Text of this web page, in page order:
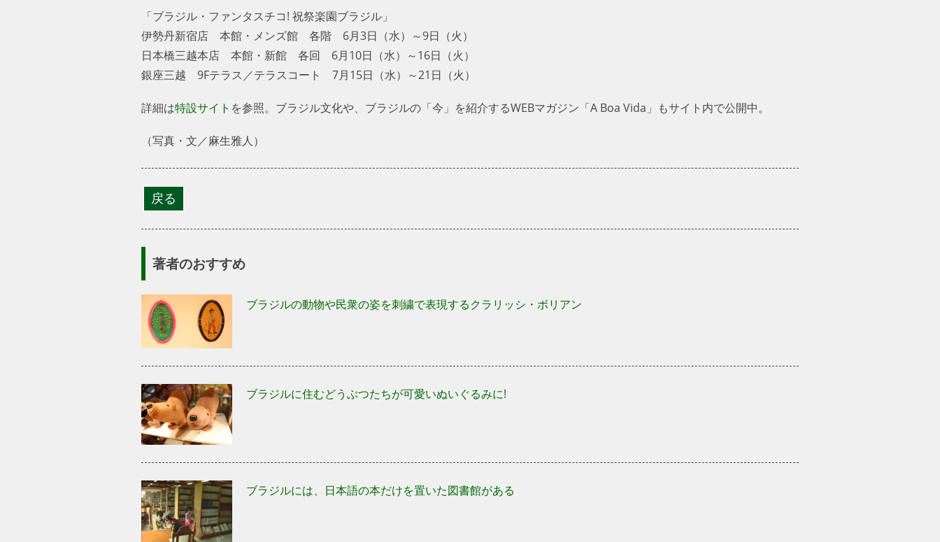
「ブラジル・ファンタスチコ! 祝祭楽園ブラジル」
伊勢丹新宿店 本館・メンズ館 各階 6月3日（水）～9日（火）
日本橋三越本店 本館・新館 各回 6月10日（水）～16日（火）
銀座三越 9Fテラス／テラスコート 7月15日（水）～21日（火）
詳細は特設サイト を参照。ブラジル文化や、ブラジルの「今」を紹介するWEBマガジン「A Boa Vida」もサイト内で公開中。
（写真・文／麻生雅人）
著者のおすすめ
ブラジルの動物や民衆の姿を刺繍で表現するクラリッシ・ボリアン
ブラジルに住むどうぶつたちが可愛いぬいぐるみに!
ブラジルには、日本語の本だけを置いた図書館がある